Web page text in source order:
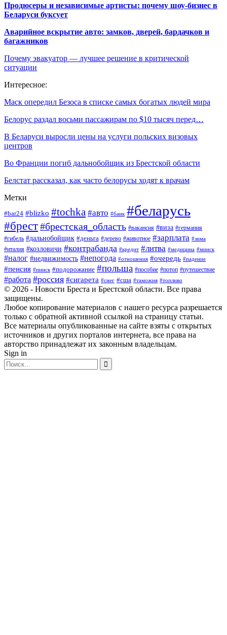
Продюсеры и независимые артисты: почему шоу-бизнес в
Беларуси буксует
Аварийное вскрытие авто: замков, дверей, бардачков и
багажников
Почему эвакуатор — лучшее решение в критической
ситуации
Интересное:
Маск опередил Безоса в списке самых богатых людей мира
Белорус раздал восьми пассажирам по $10 тысяч перед…
В Беларуси выросли цены на услуги польских визовых
центров
Во Франции погиб дальнобойщик из Брестской области
Белстат рассказал, как часто белорусы ходят к врачам
Метки
#bar24 #blizko #tochka #авто #банк #беларусь
#брест#брестская_область #вакансия #виза #германия
#гибель #дальнобойщик #деньга #дерево #животное #зарплата #зима
#италия #козловичи #контрабанда #кредит #литва #медицина #минск
#налог #недвижимость #непогода #отношения #очередь #падение
#пенсия #пинск #подорожание #польша #пособие #потоп #путешествие
#работа #россия #сигарета #снег #сша #таможня #топливо
© 2026 - Новости Бреста и Брестской области. Все права
защищены.
Любое копирование материалов с нашего ресурса разрешается
только с обратной активной ссылкой на страницу статьи.
Все материалы опубликованные на сайте взяты с открытых
источников и других порталов интернета, все права на
авторство принадлежат их законным владельцам.
Sign in